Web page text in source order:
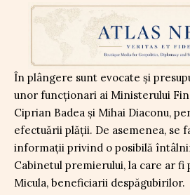
În plângere sunt evocate și
unor funcționari ai Ministerului
Ciprian Badea și Mihai Diaconu,
efectuării plății. De asemenea, se
informații privind o posibilă
Cabinetul premierului, la care ar
Micula, beneficiarii despăgubirilor.